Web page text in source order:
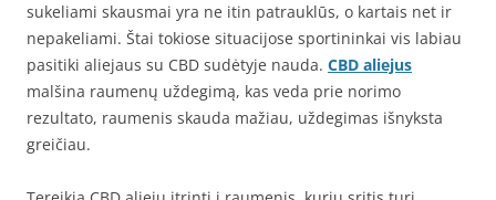
sukeliami skausmai yra ne itin patrauklūs, o kartais net ir
nepakeliami. Štai tokiose situacijose sportininkai vis labiau
pasitiki aliejaus su CBD sudėtyje nauda. CBD aliejus
malšina raumenų uždegimą, kas veda prie norimo
rezultato, raumenis skauda mažiau, uždegimas išnyksta
greičiau.